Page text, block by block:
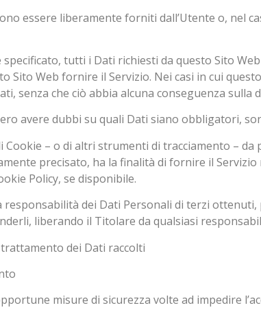
essere liberamente forniti dall’Utente o, nel
specificato, tutti i Dati richiesti da questo Sito
Sito Web fornire il Servizio. Nei casi in cui
senza che ciò abbia alcuna conseguenza
avere dubbi su quali Dati siano obbligatori,
Cookie – o di altri strumenti di tracciamento –
precisato, ha la finalità di fornire il
Policy, se disponibile.
responsabilità dei Dati Personali di terzi
liberando il Titolare da qualsiasi
dei Dati raccolti
misure di sicurezza volte ad impedire